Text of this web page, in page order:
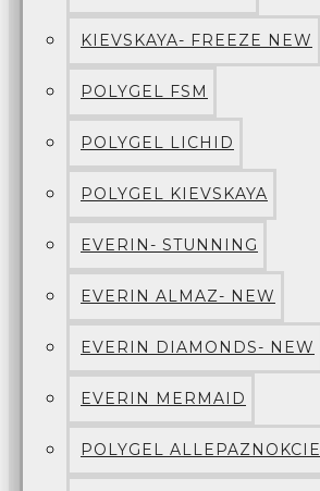
KIEVSKAYA- FREEZE NEW
POLYGEL FSM
POLYGEL LICHID
POLYGEL KIEVSKAYA
EVERIN- STUNNING
EVERIN ALMAZ- NEW
EVERIN DIAMONDS- NEW
EVERIN MERMAID
POLYGEL ALLEPAZNOKCIE